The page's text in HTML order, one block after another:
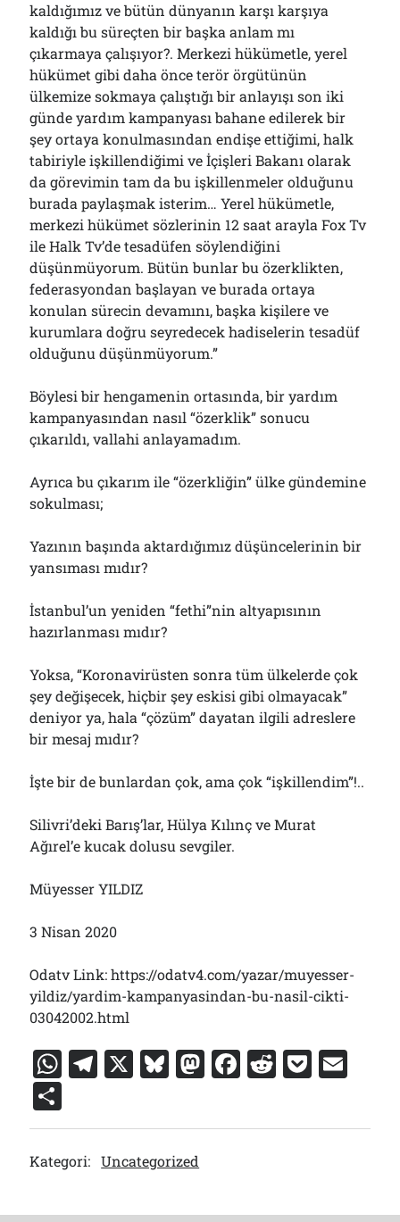
kaldığımız ve bütün dünyanın karşı karşıya
kaldığı bu süreçten bir başka anlam mı
çıkarmaya çalışıyor?. Merkezi hükümetle, yerel
hükümet gibi daha önce terör örgütünün
ülkemize sokmaya çalıştığı bir anlayışı son iki
günde yardım kampanyası bahane edilerek bir
şey ortaya konulmasından endişe ettiğimi, halk
tabiriyle işkillendiğimi ve İçişleri Bakanı olarak
da görevimin tam da bu işkillenmeler olduğunu
burada paylaşmak isterim… Yerel hükümetle,
merkezi hükümet sözlerinin 12 saat arayla Fox Tv
ile Halk Tv’de tesadüfen söylendiğini
düşünmüyorum. Bütün bunlar bu özerklikten,
federasyondan başlayan ve burada ortaya
konulan sürecin devamını, başka kişilere ve
kurumlara doğru seyredecek hadiselerin tesadüf
olduğunu düşünmüyorum.”
Böylesi bir hengamenin ortasında, bir yardım
kampanyasından nasıl “özerklik” sonucu
çıkarıldı, vallahi anlayamadım.
Ayrıca bu çıkarım ile “özerkliğin” ülke gündemine
sokulması;
Yazının başında aktardığımız düşüncelerinin bir
yansıması mıdır?
İstanbul’un yeniden “fethi”nin altyapısının
hazırlanması mıdır?
Yoksa, “Koronavirüsten sonra tüm ülkelerde çok
şey değişecek, hiçbir şey eskisi gibi olmayacak”
deniyor ya, hala “çözüm” dayatan ilgili adreslere
bir mesaj mıdır?
İşte bir de bunlardan çok, ama çok “işkillendim”!..
Silivri’deki Barış’lar, Hülya Kılınç ve Murat
Ağırel’e kucak dolusu sevgiler.
Müyesser YILDIZ
3 Nisan 2020
Odatv Link: https://odatv4.com/yazar/muyesser-
yildiz/yardim-kampanyasindan-bu-nasil-cikti-
03042002.html
W
at
s
A
p
T
e
gr
a
m
X Bl
e
s
k
y
M
st
o
F
c
o
R
d
P
c ai
h
ar
e
Kategori: Uncategorized